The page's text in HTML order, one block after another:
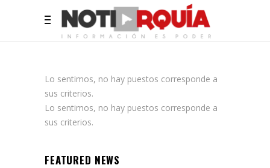
Lo sentimos, no hay puestos corresponde a
sus criterios.
Lo sentimos, no hay puestos corresponde a
sus criterios.
FEATURED NEWS